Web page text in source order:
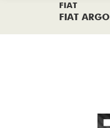
FIAT
FIAT